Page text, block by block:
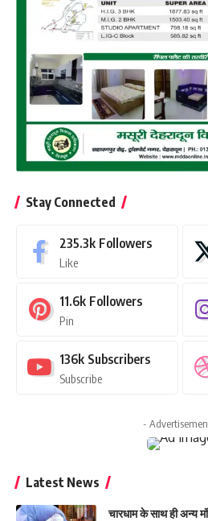
Stay Connected
235.3k Followers
Like
11.6k Followers
Pin
136k Subscribers
Subscribe
-
Latest News
चारधाम के साथ ही अन्य